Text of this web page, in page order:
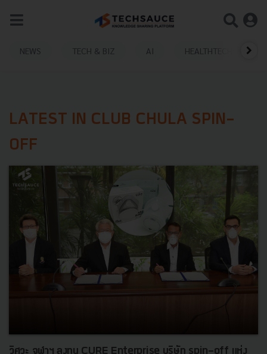
NEWS TECH & BIZ AI HEALTHTECH
LATEST IN CLUB CHULA SPIN-
OFF
วิศวะ จุฬาฯ ลงทุน CURE Enterprise บริษัท spin-off แห่ง